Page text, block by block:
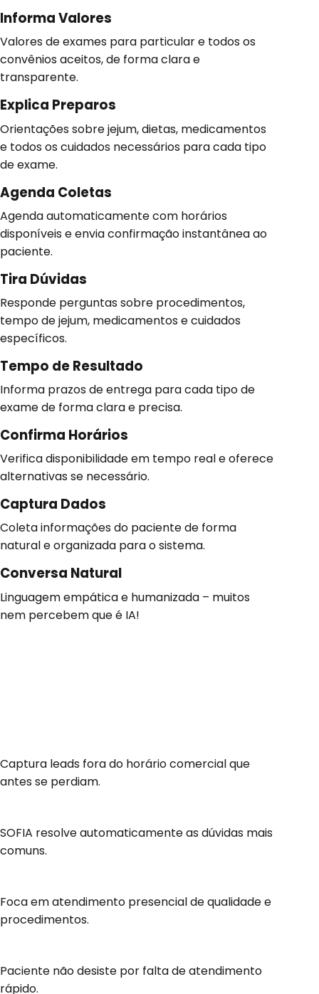
Informa Valores
Valores de exames para particular e todos os
convênios aceitos, de forma clara e
transparente.
Explica Preparos
Orientações sobre jejum, dietas, medicamentos
e todos os cuidados necessários para cada tipo
de exame.
Agenda Coletas
Agenda automaticamente com horários
disponíveis e envia confirmação instantânea ao
paciente.
Tira Dúvidas
Responde perguntas sobre procedimentos,
tempo de jejum, medicamentos e cuidados
específicos.
Tempo de Resultado
Informa prazos de entrega para cada tipo de
exame de forma clara e precisa.
Confirma Horários
Verifica disponibilidade em tempo real e oferece
alternativas se necessário.
Captura Dados
Coleta informações do paciente de forma
natural e organizada para o sistema.
Conversa Natural
Linguagem empática e humanizada – muitos
nem percebem que é IA!
Captura leads fora do horário comercial que
antes se perdiam.
SOFIA resolve automaticamente as dúvidas mais
comuns.
Foca em atendimento presencial de qualidade e
procedimentos.
Paciente não desiste por falta de atendimento
rápido.